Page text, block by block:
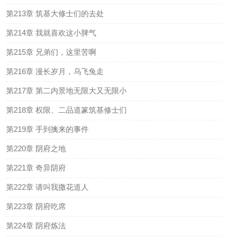
第213章 筑基大修士们的去处
第214章 我就喜欢这小脾气
第215章 兄弟们，这里苦啊
第216章 漫长岁月，乌飞兔走
第217章 第二内景地无限大又无限小
第218章 权限、二品道篆筑基修士们
第219章 手到擒来的事件
第220章 阴府之地
第221章 奇异阴府
第222章 请叫我撒花道人
第223章 阴府吃席
第224章 阴府炼法